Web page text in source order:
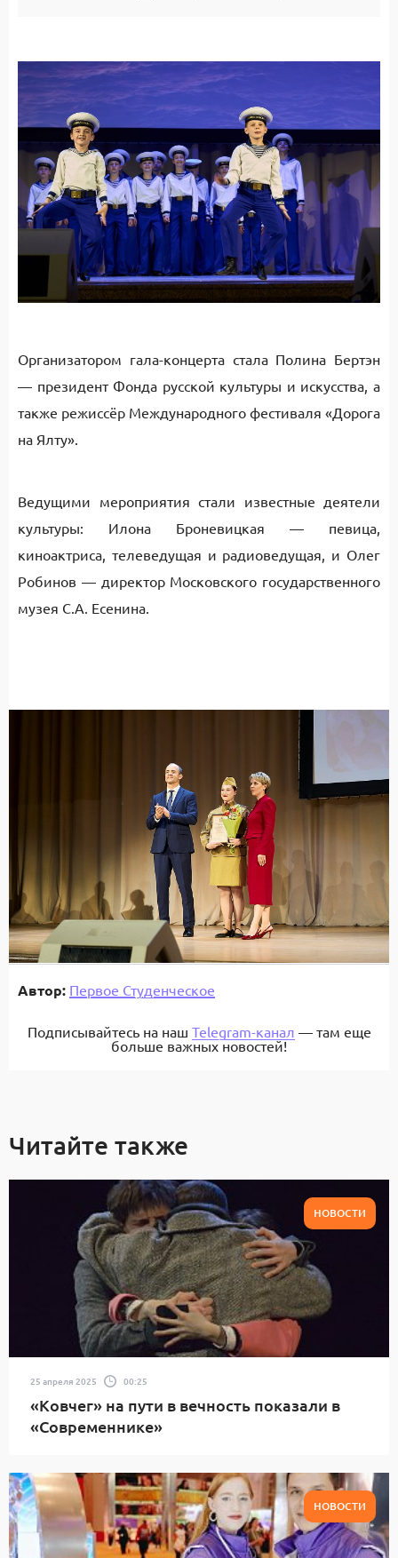
Организатором гала-концерта стала Полина Бертэн
— президент Фонда русской культуры и искусства, а
также режиссёр Международного фестиваля «Дорога
на Ялту».
Ведущими мероприятия стали известные деятели
культуры: Илона Броневицкая — певица,
киноактриса, телеведущая и радиоведущая, и Олег
Робинов — директор Московского государственного
музея С.А. Есенина.
Автор: Первое Студенческое
Подписывайтесь на наш Telegram-канал — там еще
больше важных новостей!
Читайте также
НОВОСТИ
25 апреля 2025 00:25
«Ковчег» на пути в вечность показали в
«Современнике»
НОВОСТИ